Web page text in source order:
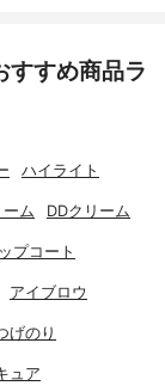
すすめ商品ラ
ハイライト
ーム DDクリーム
プコート
アイブロウ
げのり
ュア